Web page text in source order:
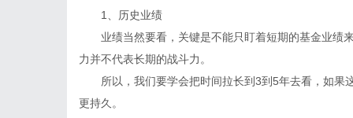
1、历史业绩
业绩当然要看，关键是不能只盯着短期的基金业绩
力并不代表长期的战斗力。
所以，我们要学会把时间拉长到3到5年去看，如果
更持久。